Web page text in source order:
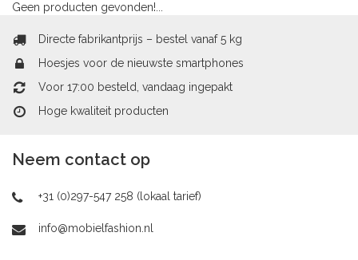
Geen producten gevonden!...
Directe fabrikantprijs – bestel vanaf 5 kg
Hoesjes voor de nieuwste smartphones
Voor 17:00 besteld, vandaag ingepakt
Hoge kwaliteit producten
Neem contact op
+31 (0)297-547 258 (lokaal tarief)
info@mobielfashion.nl